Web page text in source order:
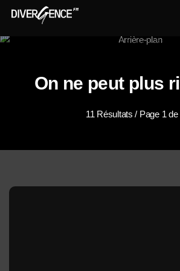
On ne peut plus
11 Résultats / Page 1 de